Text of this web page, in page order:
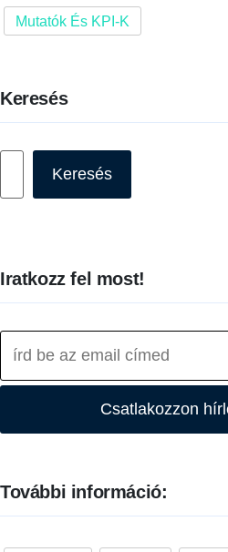
Mutatók És KPI-K
Keresés
Keresés
Iratkozz fel most!
Csatlakozzon
További információ: